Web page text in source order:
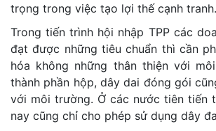
trọng trong việc tạo lợi thế cạnh tranh.
Trong tiến trình hội nhập TPP các
đạt được những tiêu chuẩn thì cần
hóa không những thân thiện với
thành phần hộp, dây dai đóng gói
với môi trường. Ở các nước tiên tiến
nay cũng chỉ cho phép sử dụng dây